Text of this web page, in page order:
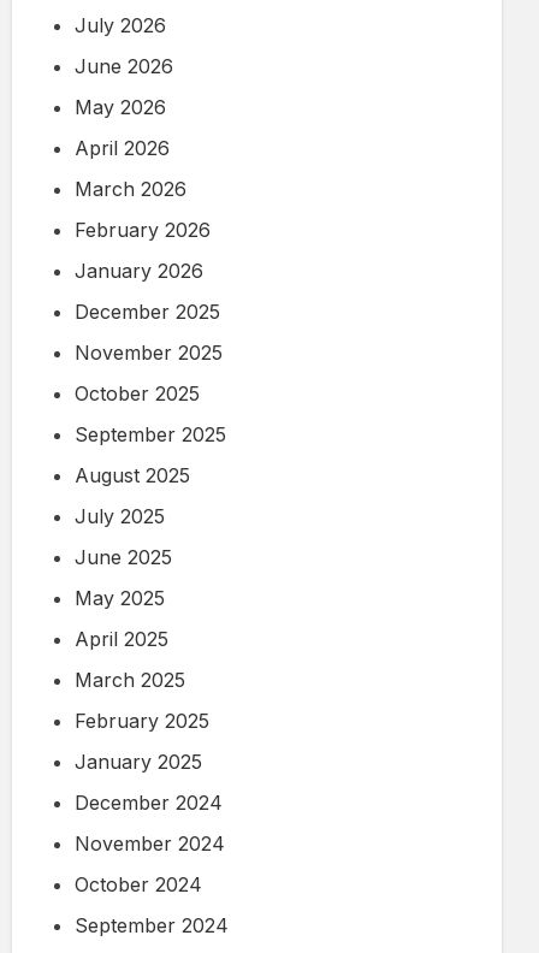
July 2026
June 2026
May 2026
April 2026
March 2026
February 2026
January 2026
December 2025
November 2025
October 2025
September 2025
August 2025
July 2025
June 2025
May 2025
April 2025
March 2025
February 2025
January 2025
December 2024
November 2024
October 2024
September 2024